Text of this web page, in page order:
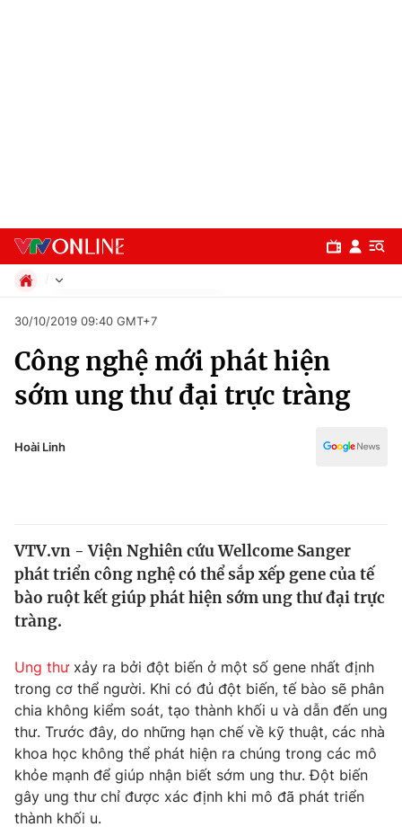
Chuyên mục
Chính trị
Y tế
Thế giới
Thế giới đó đây
Câu chuyện quốc tế
Kinh tế
Tài chính
Thị trường
Góc doanh nghiệp
Dữ liệu và đời sống
Truyền hình
Phim VTV
Giải trí
Xã hội
Pháp luật
Kinh tế
Thể thao
Văn hóa - Giải trí
Giáo dục
30/10/2019 09:40 GMT+7
Công nghệ mới phát hiện
sớm ung thư đại trực tràng
Hoài Linh
VTV.vn - Viện Nghiên cứu Wellcome Sanger
phát triển công nghệ có thể sắp xếp gene của tế
bào ruột kết giúp phát hiện sớm ung thư đại trực
tràng.
Ung thưxảy ra bởi đột biến ở một số gene nhất định
trong cơ thể người. Khi có đủ đột biến, tế bào sẽ phân
chia không kiểm soát, tạo thành khối u và dẫn đến ung
thư. Trước đây, do những hạn chế về kỹ thuật, các nhà
khoa học không thể phát hiện ra chúng trong các mô
khỏe mạnh để giúp nhận biết sớm ung thư. Đột biến
gây ung thư chỉ được xác định khi mô đã phát triển
thành khối u.